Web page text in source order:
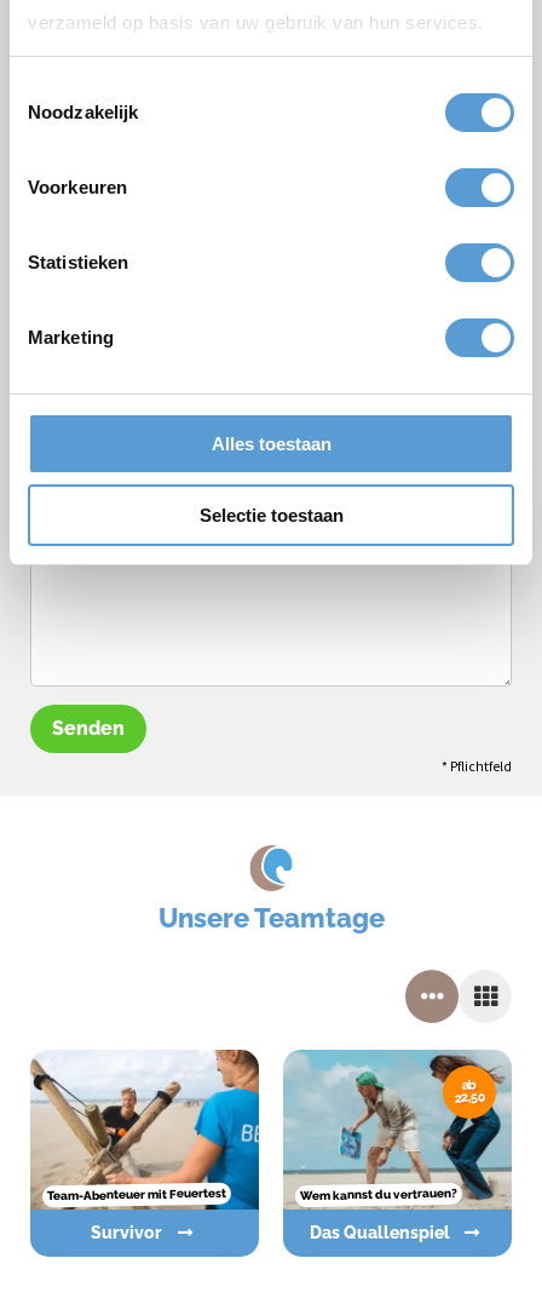
verzameld op basis van uw gebruik van hun services.
Noodzakelijk
Voorkeuren
Statistieken
Marketing
Alles toestaan
Selectie toestaan
Personenzahl
Gewünschte Startzeit
Termin
Getränkearrangement
Mittagessen
Grillen/Abendessen
Bemerkungen
Senden
* Pflichtfeld
Unsere Teamtage
Team-Abenteuer mit Feuertest
Survivor
ab
22,50
Wem kannst du vertrauen?
Das Quallenspiel